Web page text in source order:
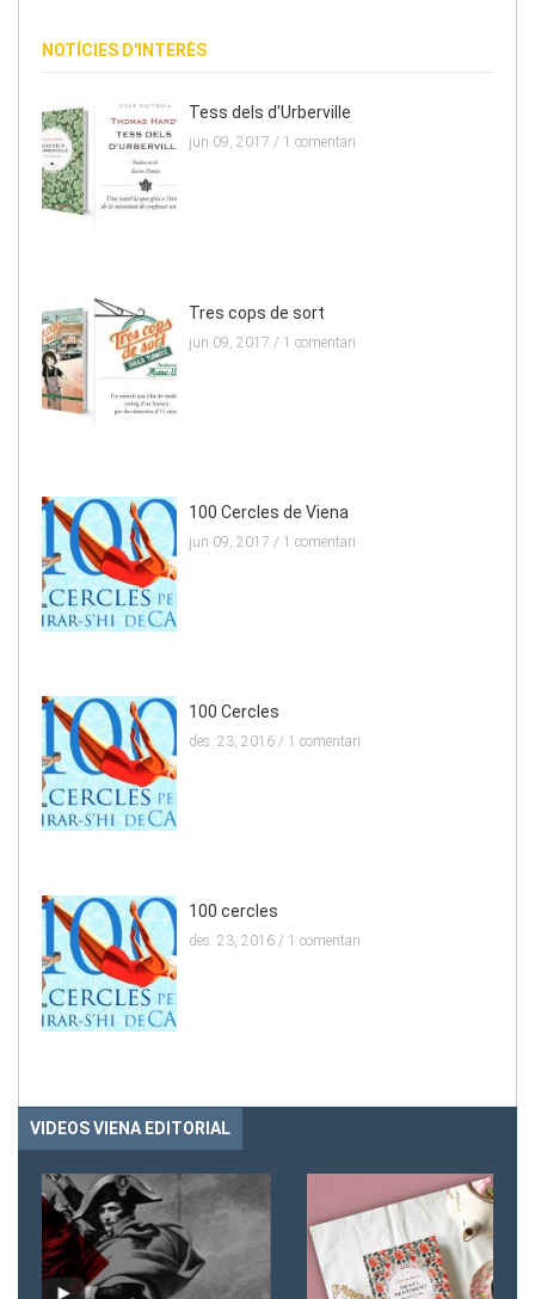
NOTÍCIES D'INTERÈS
Tess dels d'Urberville
jun 09, 2017 / 1 comentari
Tres cops de sort
jun 09, 2017 / 1 comentari
100 Cercles de Viena
jun 09, 2017 / 1 comentari
100 Cercles
des. 23, 2016 / 1 comentari
100 cercles
des. 23, 2016 / 1 comentari
VIDEOS VIENA EDITORIAL